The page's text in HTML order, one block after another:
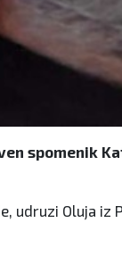
spomenik
udruzi Oluja iz